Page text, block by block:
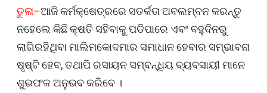
ତୁଳା–ଆଜି କର୍ମକ୍ଷେତ୍ରରେ ସତର୍କତା ଅବଲମ୍ବନ କରନ୍ତୁ
ନହେଲେ କିଛି କ୍ଷତି ସହିବାକୁ ପଡିପାରେ ଏବଂ ବହୁଦିନରୁ
ଲାଗିରହିଥିବା ମାଲିମକୋଦମାର ସମାଧାନ ହେବାର ସମ୍ଭାବନା
ଷୃଷ୍ଟି ହେବ, ତଥାପି ରସାୟନ ସମ୍ବନ୍ଧିୟ ବ୍ୟବସାୟୀ ମାନେ
ଶୁଭଫଳ ଅନୁଭବ କରିବେ ।